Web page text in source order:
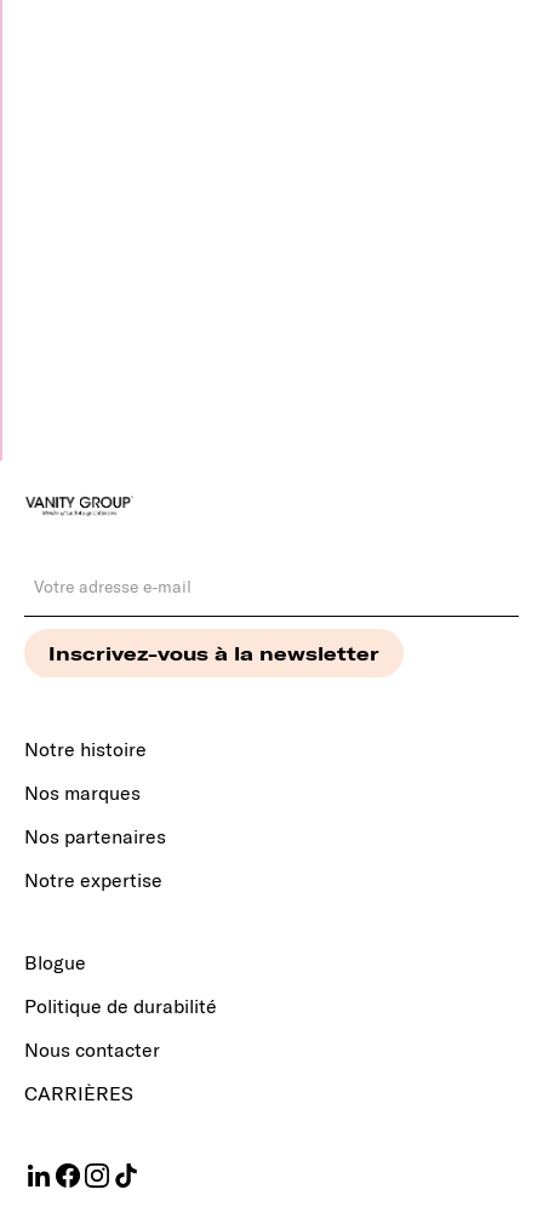
Notre histoire
Nos marques
Nos partenaires
Notre expertise
Blogue
Politique de durabilité
Nous contacter
CARRIÈRES